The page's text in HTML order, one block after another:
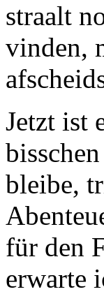
straalt
vinden,
Jetzt ist
bleibe,
für den
erwarte